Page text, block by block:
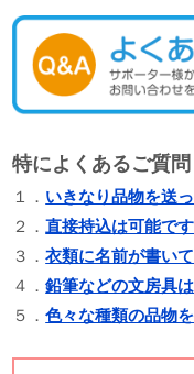
特によくあるご質問
１． いきなり品物を送
２．直接持込は可能で
３．衣類に名前が書い
４．鉛筆などの文房具
５．色々な種類の品物